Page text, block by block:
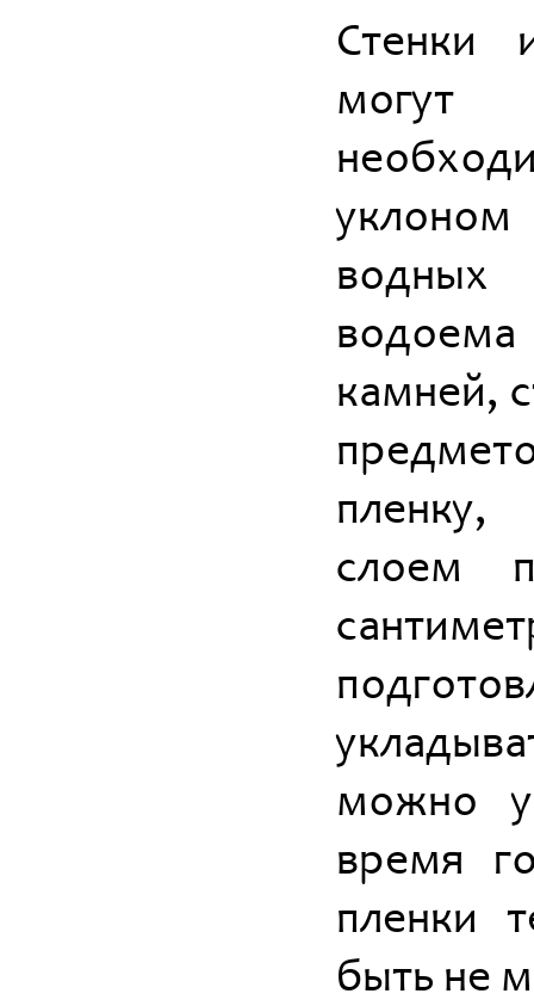
Стенки
могут
уклоном
камней,
слоем
можно
время
пленки
быть не